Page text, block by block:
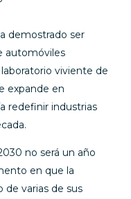
demostrado ser
automóviles
viviente de
expande en
redefinir industrias
no será un año
en que la
de varias de sus